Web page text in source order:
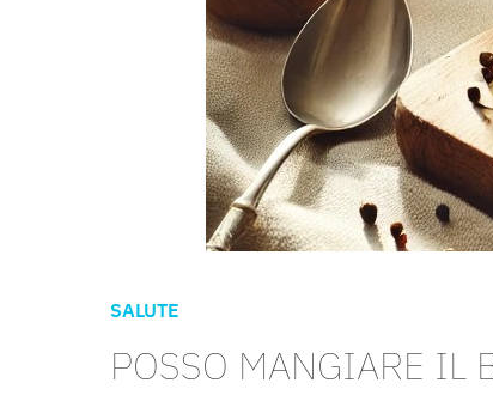
SALUTE
POSSO MANGIARE IL